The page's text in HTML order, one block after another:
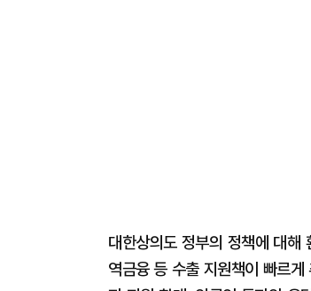
대한상의도 정부의 정책에 대해
역금융 등 수출 지원책이 빠르